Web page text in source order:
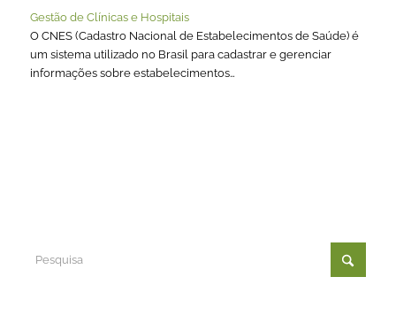
Gestão de Clínicas e Hospitais
O CNES (Cadastro Nacional de Estabelecimentos de Saúde) é
um sistema utilizado no Brasil para cadastrar e gerenciar
informações sobre estabelecimentos…